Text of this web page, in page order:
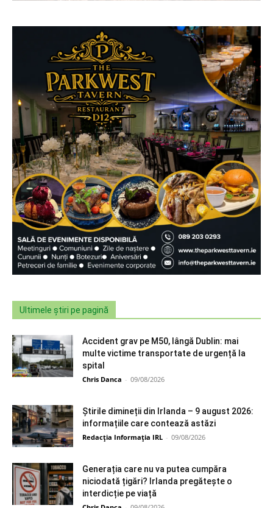
Ultimele știri pe pagină
Accident grav pe M50, lângă Dublin: mai
multe victime transportate de urgență la
spital
Chris Danca - 09/08/2026
Știrile dimineții din Irlanda – 9 august 2026:
informațiile care contează astăzi
Redacția Informația IRL - 09/08/2026
Generația care nu va putea cumpăra
niciodată țigări? Irlanda pregătește o
interdicție pe viață